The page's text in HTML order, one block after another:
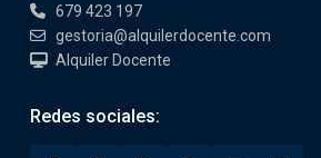
679 423 197
gestoria@alquilerdocente.com
Alquiler Docente
Redes sociales: